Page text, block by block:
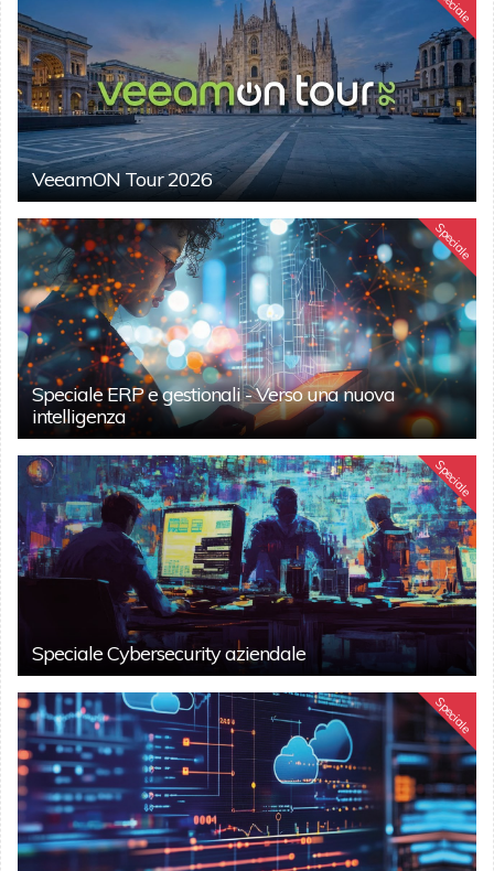
VeeamON Tour 2026
Speciale
Speciale ERP e gestionali - Verso una nuova
intelligenza
Speciale
Speciale Cybersecurity aziendale
Speciale